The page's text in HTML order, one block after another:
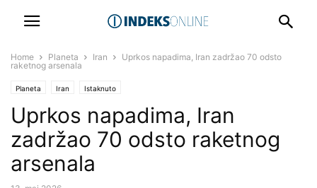
Home Planeta Iran
Uprkos napadima, Iran zadržao 70 odsto
raketnog arsenala
Planeta Iran Istaknuto
Uprkos napadima, Iran
zadržao 70 odsto raketnog
arsenala